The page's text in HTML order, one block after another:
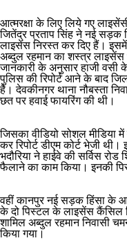
आत्मरक्षा के लिए लिये गए
जितेंद्र प्रताप सिंह ने नई सड़क
लाइसेंस निरस्त कर दिए हैं।
अब्दुल रहमान का शस्त्र लाइसेंस
जानकारी के अनुसार हाजी वसी
पुलिस की रिपोर्ट आने के बाद
है। देवकीनगर थाना नौबस्ता
छत पर हवाई फायरिंग की थी।
जिसका वीडियो सोशल मीडिया
कर रिपोर्ट डीएम कोर्ट भेजी थी।
भदौरिया ने हाईवे की सर्विस
फैलाने का काम किया। इनकी
वहीं कानपुर नई सड़क हिंसा के
के दो पिस्टल के लाइसेंस कैंसिल
शामिल अब्दुल रहमान निवासी
किया गया।